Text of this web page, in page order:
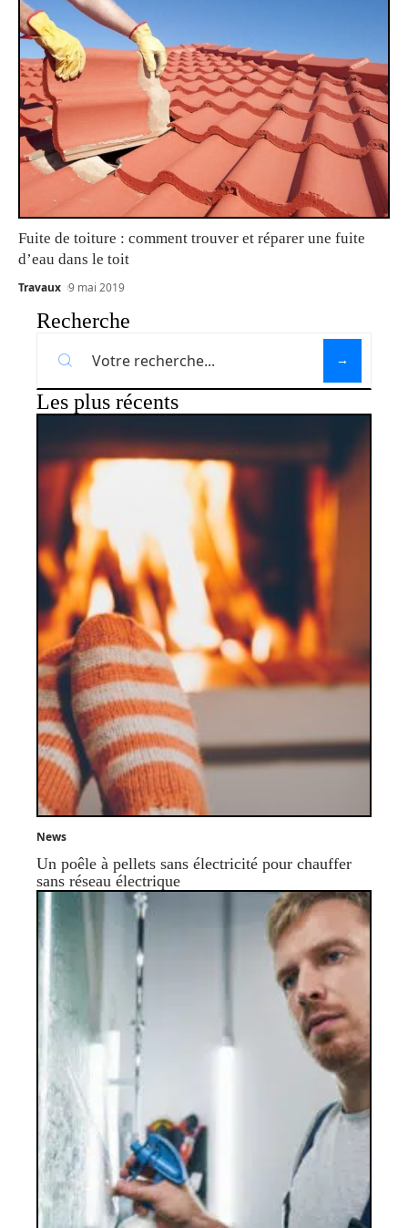
Fuite de toiture : comment trouver et réparer une fuite
d’eau dans le toit
Travaux 9 mai 2019
Recherche
Les plus récents
News
Un poêle à pellets sans électricité pour chauffer
sans réseau électrique